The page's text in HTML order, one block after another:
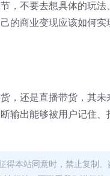
，不要去想具体的玩法、
的商业变现应该如何实
，还是直播带货，其未
输出能够被用户记住、
得本站同意时，禁止复制、